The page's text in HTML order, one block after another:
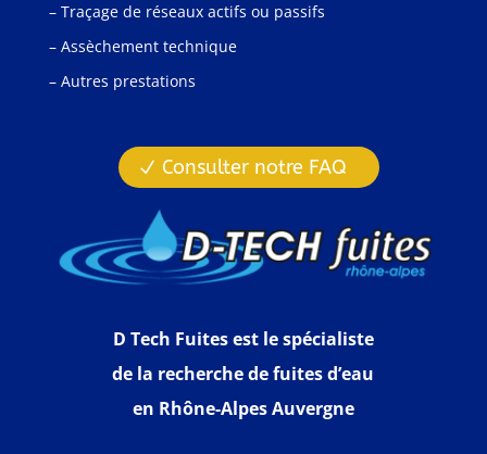
– Traçage de réseaux actifs ou passifs
– Assèchement technique
– Autres prestations
Consulter notre FAQ
D Tech Fuites est le spécialiste
de la recherche de fuites d’eau
en Rhône-Alpes Auvergne